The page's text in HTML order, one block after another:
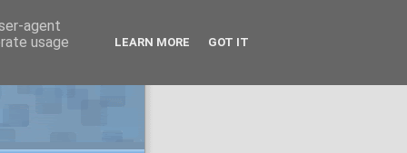
agent
usage
LEARN MORE GOT IT